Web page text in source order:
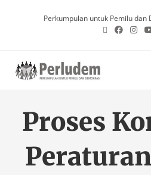
Perkumpulan untuk Pemilu dan
Proses